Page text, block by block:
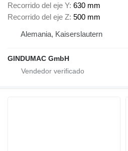
Recorrido del eje Y 630 mm
Recorrido del eje Z 500 mm
Alemania, Kaiserslautern
GINDUMAC GmbH